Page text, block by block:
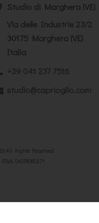
Studio di Marghera (VE)
Via delle Industrie 23/2
30175 Marghera (VE)
Italia
+39 041 237 7516
studio@caprioglio.com
All Rights Reserved
04378080271